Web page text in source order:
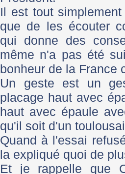
Il est tout
que de les écouter
qui donne des
même n'a pas été
bonheur de la France
Un geste est un
placage haut avec
haut avec épaule
qu'il soit d'un
Quand à l'essai
la expliqué quoi de
Et je rappelle que